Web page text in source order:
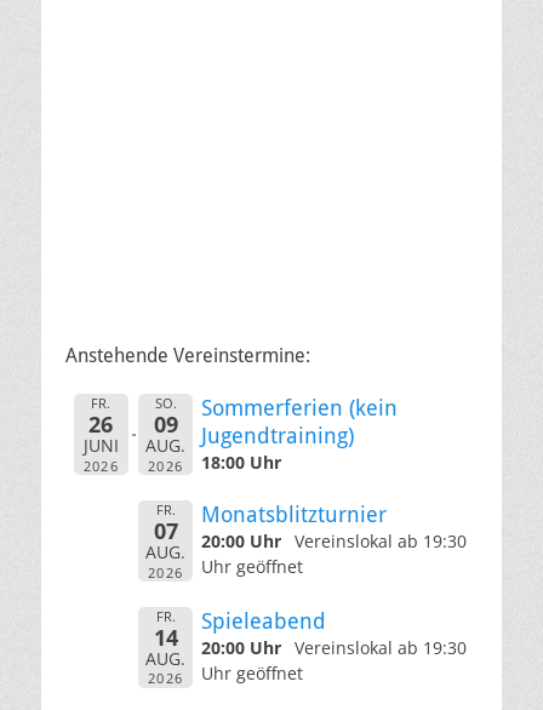
Anstehende Vereinstermine:
FR.
26
JUNI
2026
SO.
09
AUG.
2026
Sommerferien (kein
Jugendtraining)
18:00 Uhr
FR.
07
AUG.
2026
Monatsblitzturnier
20:00 Uhr Vereinslokal ab 19:30
Uhr geöffnet
FR.
14
AUG.
2026
Spieleabend
20:00 Uhr Vereinslokal ab 19:30
Uhr geöffnet